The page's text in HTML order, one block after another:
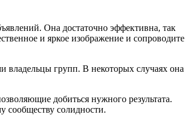
Она достаточно эффективна, так
и яркое изображение и сопроводите
владельцы групп. В некоторых случаях она
добиться нужного результата.
сообществу солидности.